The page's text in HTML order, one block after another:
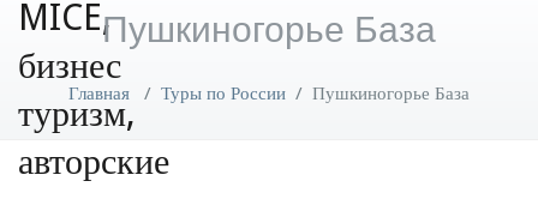
Пушкиногорье База
Главная / Туры по России / Пушкиногорье База